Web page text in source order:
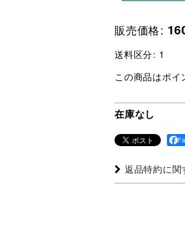
販売価格:
送料区分: 1
この商品はポイ
在庫なし
返品特約に関